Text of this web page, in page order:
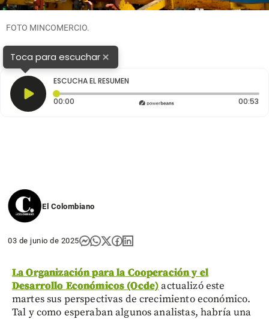
FOTO MINCOMERCIO.
Toca para escuchar×
ESCUCHA EL RESUMEN
00:00 Tiempo transcurrido: 0 segundos 00:53
El Colombiano
03 de junio de 2025
La Organización para la Cooperación y el
Desarrollo Económicos (Ocde)actualizó este
martes sus perspectivas de crecimiento económico.
Tal y como esperaban algunos analistas, habría una